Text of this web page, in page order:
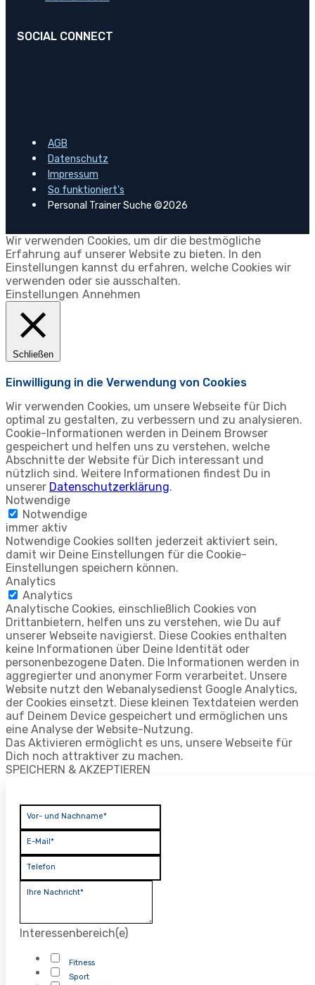
SOCIAL CONNECT
AGB
Datenschutz
Impressum
So funktioniert's
Personal Trainer Suche ©2026
Wir verwenden Cookies, um dir die bestmögliche
Erfahrung auf unserer Website zu bieten. In den
Einstellungen kannst du erfahren, welche Cookies wir
verwenden oder sie ausschalten.
Einstellungen Annehmen
Schließen
Einwilligung in die Verwendung von Cookies
Wir verwenden Cookies, um unsere Webseite für Dich
optimal zu gestalten, zu verbessern und zu analysieren.
Cookie-Informationen werden in Deinem Browser
gespeichert und helfen uns zu verstehen, welche
Abschnitte der Website für Dich interessant und
nützlich sind. Weitere Informationen findest Du in
unserer Datenschutzerklärung.
Notwendige
Notwendige
immer aktiv
Notwendige Cookies sollten jederzeit aktiviert sein,
damit wir Deine Einstellungen für die Cookie-
Einstellungen speichern können.
Analytics
Analytics
Analytische Cookies, einschließlich Cookies von
Drittanbietern, helfen uns zu verstehen, wie Du auf
unserer Webseite navigierst. Diese Cookies enthalten
keine Informationen über Deine Identität oder
personenbezogene Daten. Die Informationen werden in
aggregierter und anonymer Form verarbeitet. Unsere
Website nutzt den Webanalysedienst Google Analytics,
der Cookies einsetzt. Diese kleinen Textdateien werden
auf Deinem Device gespeichert und ermöglichen uns
eine Analyse der Website-Nutzung.
Das Aktivieren ermöglicht es uns, unsere Webseite für
Dich noch attraktiver zu machen.
SPEICHERN & AKZEPTIEREN
Vor- und Nachname*
E-Mail*
Telefon
Ihre Nachricht*
Interessenbereich(e)
Fitness
Sport